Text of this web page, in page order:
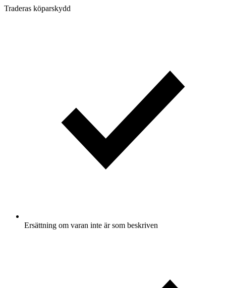
Traderas köparskydd
Ersättning om varan inte är som beskriven